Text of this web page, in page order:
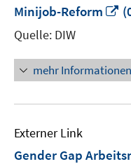
Minijob-Reform
In
Quelle: DIW
mehr Informationen
Externer Link
Gender Gap